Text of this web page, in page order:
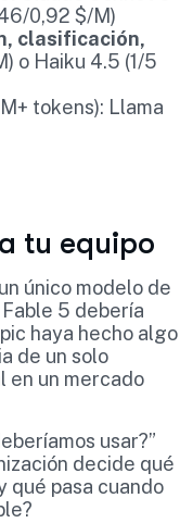
0,92 $/M)
clasificación,
o Haiku 4.5 (1/5
tokens): Llama
tu equipo
único modelo de
5 debería
haya hecho algo
de un solo
en un mercado
usar?”
decide qué
qué pasa cuando